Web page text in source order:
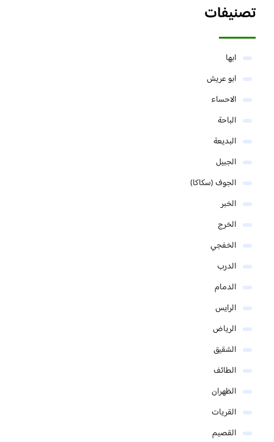
تصنيفات
ابها
ابو عريش
الاحساء
الباحة
البديعة
الجبيل
الجوف (سكاكا)
الخبر
الخرج
الخفجي
الدرب
الدمام
الرايس
الرياض
الشقيق
الطائف
الظهران
القريات
القصيم